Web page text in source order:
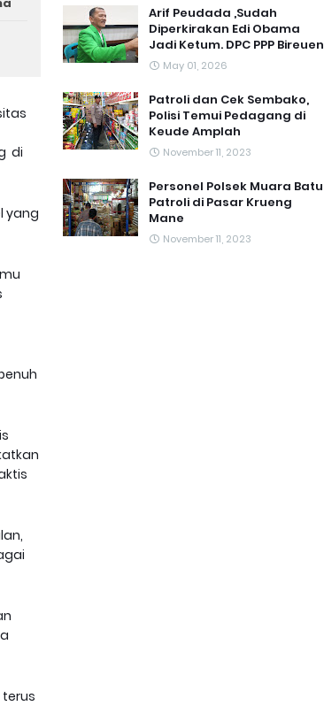
di
yang
terus
Arif Peudada ,Sudah
Diperkirakan Edi Obama
Jadi Ketum. DPC PPP Bireuen
May 01, 2026
Patroli dan Cek Sembako,
Polisi Temui Pedagang di
Keude Amplah
November 11, 2023
Personel Polsek Muara Batu
Patroli di Pasar Krueng
Mane
November 11, 2023